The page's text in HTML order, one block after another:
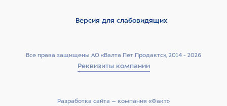
Все права защищены АО «Валта Пет Продактс», 2014 - 2026
Реквизиты компании
Версия для слабовидящих
Разработка сайта –­ компания «Факт»